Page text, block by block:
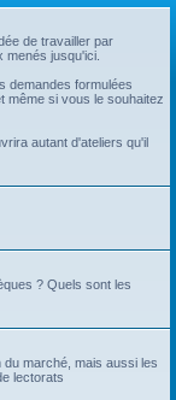
de travailler par
menés jusqu'ici.
demandes formulées
même si vous le souhaitez
autant d'ateliers qu'il
? Quels sont les
marché, mais aussi les
lectorats